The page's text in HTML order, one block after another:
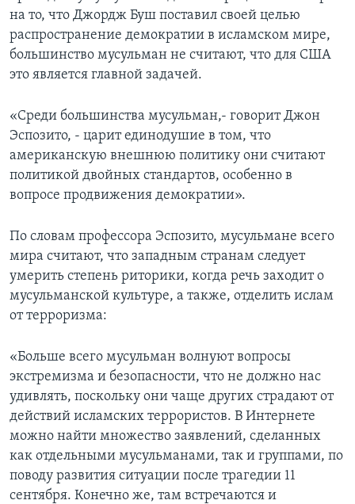
на то, что Джордж Буш поставил своей целью
распространение демократии в исламском мире,
большинство мусульман не считают, что для США
это является главной задачей.
«Среди большинства мусульман,- говорит Джон
Эспозито, - царит единодушие в том, что
американскую внешнюю политику они считают
политикой двойных стандартов, особенно в
вопросе продвижения демократии».
По словам профессора Эспозито, мусульмане всего
мира считают, что западным странам следует
умерить степень риторики, когда речь заходит о
мусульманской культуре, а также, отделить ислам
от терроризма:
«Больше всего мусульман волнуют вопросы
экстремизма и безопасности, что не должно нас
удивлять, поскольку они чаще других страдают от
действий исламских террористов. В Интернете
можно найти множество заявлений, сделанных
как отдельными мусульманами, так и группами, по
поводу развития ситуации после трагедии 11
сентября. Конечно же, там встречаются и